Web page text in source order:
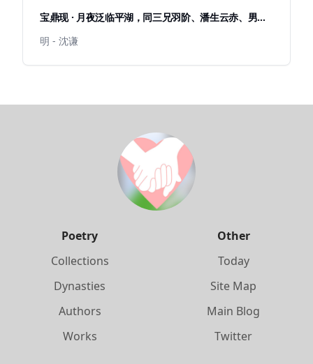
宝鼎现 · 月夜泛临平湖，同三兄羽阶、潘生云赤、男圣
明 - 沈谦
Poetry
Collections
Dynasties
Authors
Works
Other
Today
Site Map
Main Blog
Twitter